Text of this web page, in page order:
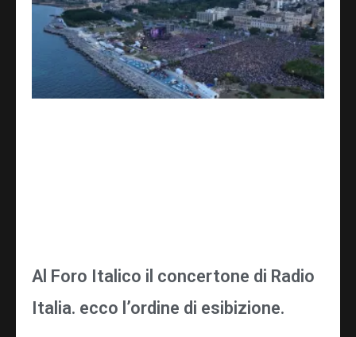
Al Foro Italico il concertone di Radio
Italia. ecco l’ordine di esibizione.